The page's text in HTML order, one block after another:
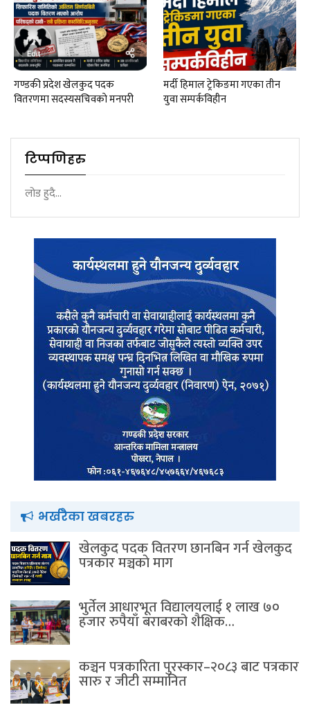
गण्डकी प्रदेश खेलकुद पदक
वितरणमा सदस्यसचिवकाे मनपरी
मर्दी हिमाल ट्रेकिङमा गएका तीन
युवा सम्पर्कविहीन
टिप्पणिहरु
लोड हुदै...
भर्खरैका खबरहरु
खेलकुद पदक वितरण छानबिन गर्न खेलकुद
पत्रकार मञ्चकाे माग
भुर्तेल आधारभूत विद्यालयलाई १ लाख ७०
हजार रुपैयाँ बराबरको शैक्षिक…
कञ्चन पत्रकारिता पुरस्कार–२०८३ बाट पत्रकार
सारु र जीटी सम्मानित